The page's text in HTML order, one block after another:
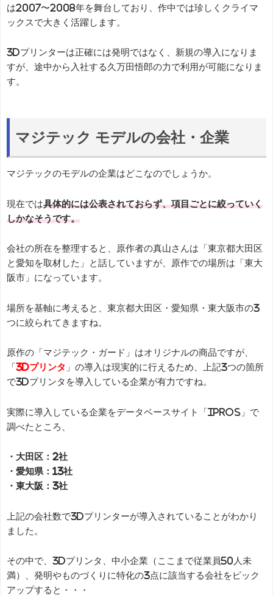
は2007〜2008年を舞台しており、作中では珍しくクライマ
ックスで大きく活躍します。
3Dプリンターは正確には発明ではなく、新規の導入になりま
すが、途中から入社する久万田悟郎の力で利用が可能になりま
す。
マジテック モデルの会社・企業
マジテックのモデルの企業はどこなのでしょうか。
現在では具体的には公表されておらず、項目ごとに絞っていく
しかなそうです。
会社の所在を整理すると、原作者の真山さんは「東京都大田区
と愛知を取材した」と話していますが、原作での場所は「東大
阪市」になっています。
場所を基軸に考えると、東京都大田区・愛知県・東大阪市の3
つに絞られてきますね。
原作の「マジテック・ガード」はオリジナルの商品ですが、
「 3Dプリンタ 」の導入は現実的に行えるため、上記3つの箇所
で3Dプリンタを導入している企業が有力ですね。
実際に導入している企業をデータベースサイト「IPROS」で
調べたところ、
・大田区：2社
・愛知県：13社
・東大阪：3社
上記の会社数で3Dプリンターが導入されていることがわかり
ました。
その中で、3Dプリンタ、中小企業（ここまで従業員50人未
満）、発明やものづくりに特化の3点に該当する会社をピック
アップすると・・・